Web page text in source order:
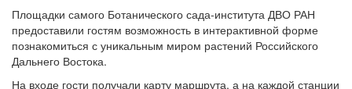
Площадки самого Ботанического сада-института ДВО РАН
предоставили гостям возможность в интерактивной форме
познакомиться с уникальным миром растений Российского
Дальнего Востока.
На входе гости получали карту маршрута, а на каждой станции